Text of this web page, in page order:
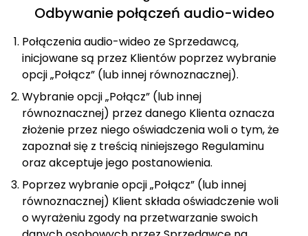
Odbywanie połączeń audio-wideo
Połączenia audio-wideo ze Sprzedawcą,
inicjowane są przez Klientów poprzez wybranie
opcji „Połącz” (lub innej równoznacznej).
Wybranie opcji „Połącz” (lub innej
równoznacznej) przez danego Klienta oznacza
złożenie przez niego oświadczenia woli o tym, że
zapoznał się z treścią niniejszego Regulaminu
oraz akceptuje jego postanowienia.
Poprzez wybranie opcji „Połącz” (lub innej
równoznacznej) Klient składa oświadczenie woli
o wyrażeniu zgody na przetwarzanie swoich